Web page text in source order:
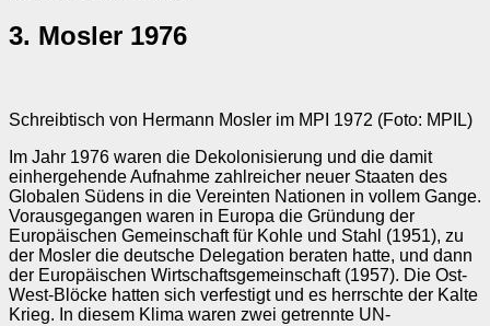
3. Mosler 1976
Schreibtisch von Hermann Mosler im MPI 1972 (Foto: MPIL)
Im Jahr 1976 waren die Dekolonisierung und die damit
einhergehende Aufnahme zahlreicher neuer Staaten des
Globalen Südens in die Vereinten Nationen in vollem Gange.
Vorausgegangen waren in Europa die Gründung der
Europäischen Gemeinschaft für Kohle und Stahl (1951), zu
der Mosler die deutsche Delegation beraten hatte, und dann
der Europäischen Wirtschaftsgemeinschaft (1957). Die Ost-
West-Blöcke hatten sich verfestigt und es herrschte der Kalte
Krieg. In diesem Klima waren zwei getrennte UN-